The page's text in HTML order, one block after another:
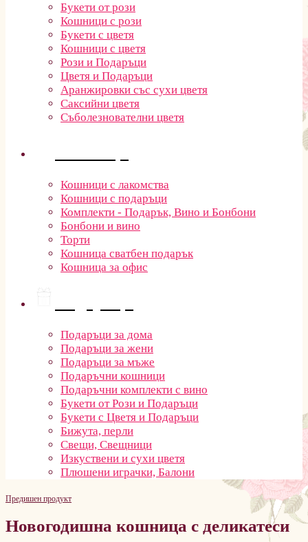
Букети от рози
Кошници с рози
Букети с цветя
Кошници с цветя
Рози и Подаръци
Цветя и Подаръци
Аранжировки със сухи цветя
Саксийни цветя
Съболезнователни цветя
Кошници с лакомства
Кошници с подаръци
Комплекти - Подарък, Вино и Бонбони
Бонбони и вино
Торти
Кошница сватбен подарък
Кошница за офис
Подаръци за дома
Подаръци за жени
Подаръци за мъже
Подаръчни кошници
Подаръчни комплекти с вино
Букети от Рози и Подаръци
Букети с Цветя и Подаръци
Бижута, перли
Свещи, Свещници
Изкуствени и сухи цветя
Плюшени играчки, Балони
Предишен продукт
Новогодишна кошница с деликатеси